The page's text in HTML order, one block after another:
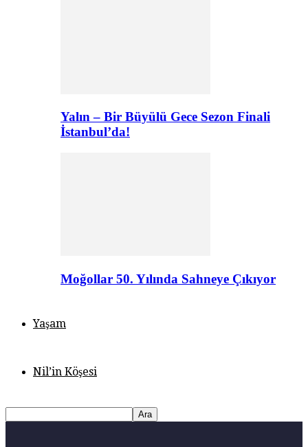
Yalın – Bir Büyülü Gece Sezon Finali
İstanbul’da!
Moğollar 50. Yılında Sahneye Çıkıyor
Yaşam
Nil’in Köşesi